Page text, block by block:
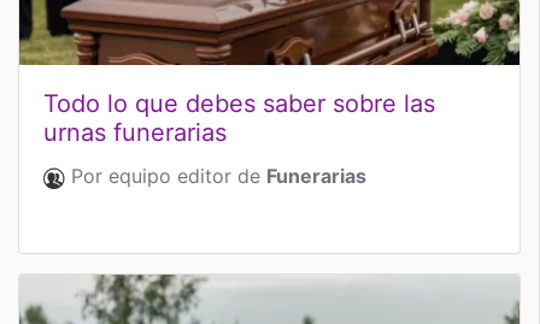
Todo lo que debes saber sobre las
urnas funerarias
Por equipo editor de Funerarias